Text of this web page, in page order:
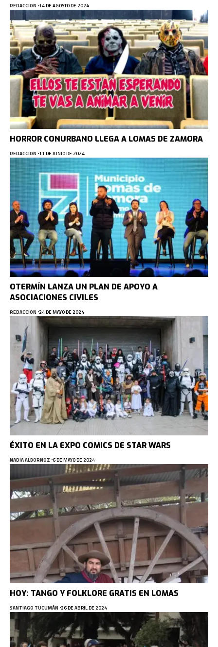
REDACCION 14 DE AGOSTO DE 2024
HORROR CONURBANO LLEGA A LOMAS DE ZAMORA
REDACCION 11 DE JUNIO DE 2024
OTERMÍN LANZA UN PLAN DE APOYO A
ASOCIACIONES CIVILES
REDACCION 24 DE MAYO DE 2024
ÉXITO EN LA EXPO COMICS DE STAR WARS
NADIA ALBORNOZ 6 DE MAYO DE 2024
HOY: TANGO Y FOLKLORE GRATIS EN LOMAS
SANTIAGO TUCUMÁN 26 DE ABRIL DE 2024